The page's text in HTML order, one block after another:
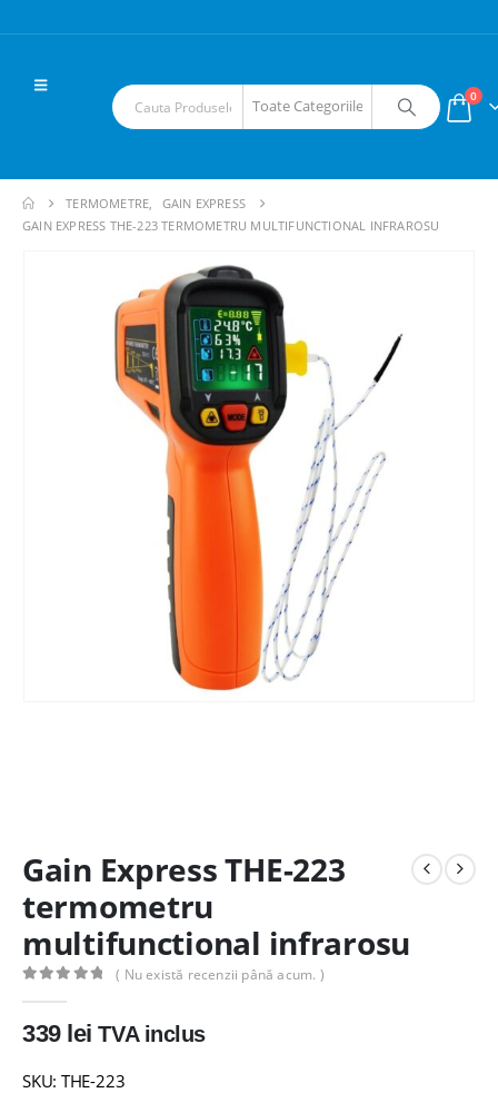
0
TERMOMETRE,
GAIN EXPRESS
GAIN EXPRESS THE-223 TERMOMETRU MULTIFUNCTIONAL INFRAROSU
Gain Express THE-223
termometru
multifunctional infrarosu
( Nu există recenzii până acum. )
339 lei TVA inclus
SKU: THE-223